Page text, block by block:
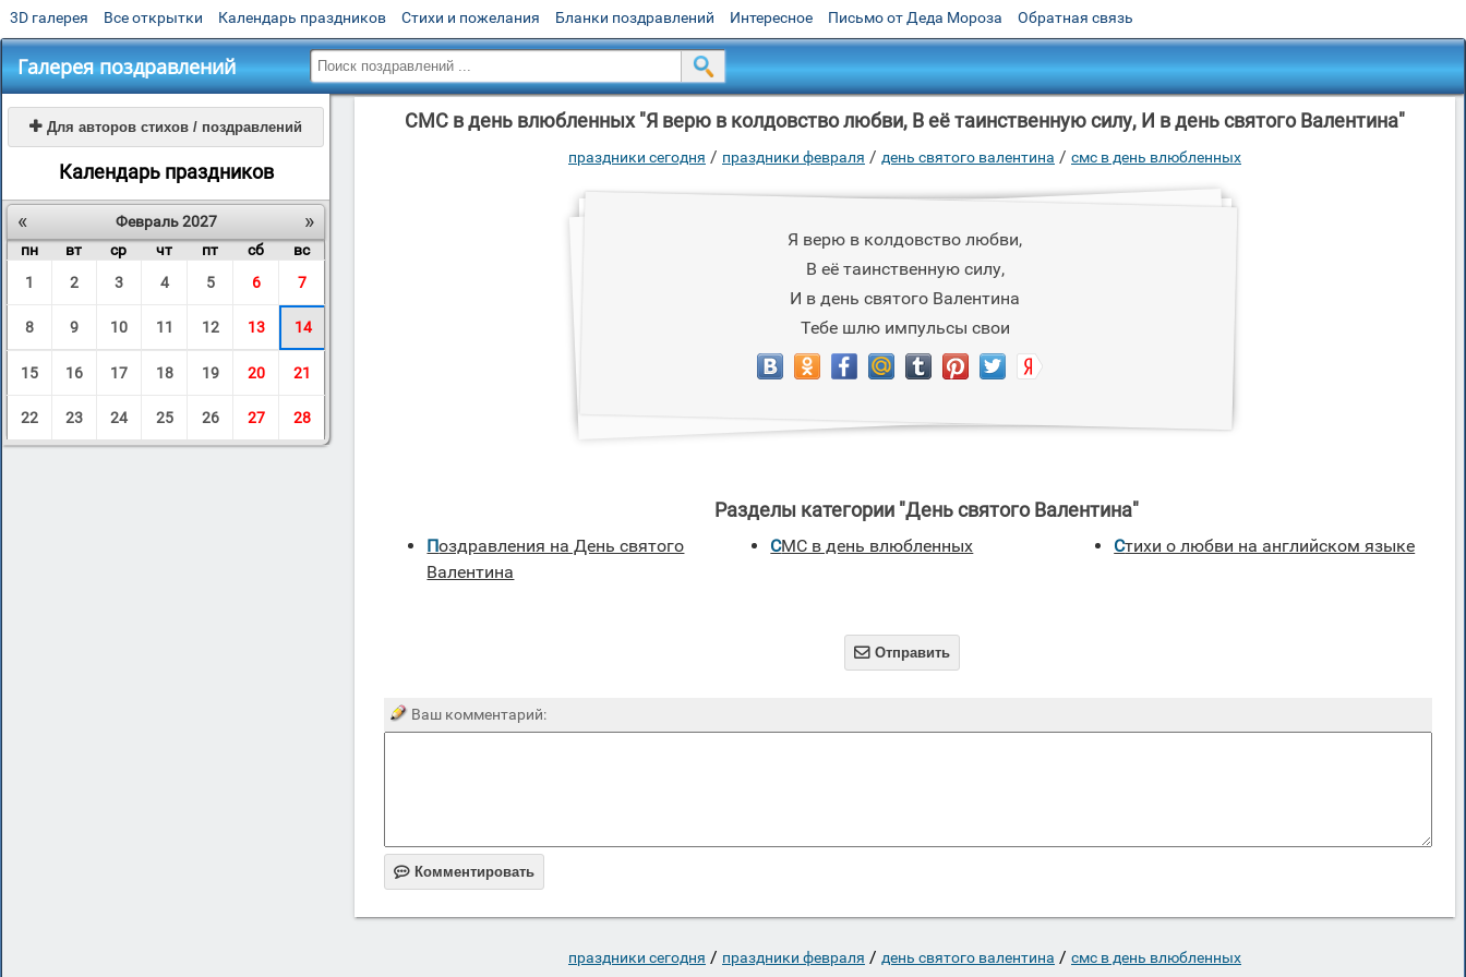
3D галерея Все открытки Календарь праздников Стихи и пожелания Бланки поздравлений Интересное Письмо от Деда Мороза Обратная связь
Галерея поздравлений
 Для авторов стихов / поздравлений
Календарь праздников
« »
Февраль 2027
пн
вт ср чт пт сб
вс
1
2 3 4 5 6 7
8 9 10 11 12 13 14
15 16 17 18 19 20 21
22 23 24 25 26 27 28
СМС в день влюбленных "Я верю в колдовство любви, В её таинственную силу, И в день святого Валентина"
праздники сегодня / праздники февраля / день святого валентина / смс в день влюбленных
Я верю в колдовство любви,
В её таинственную силу,
И в день святого Валентина
Тебе шлю импульсы свои
Разделы категории "День святого Валентина"
Поздравления на День святого
Валентина
СМС в день влюбленных Стихи о любви на английском языке
 Отправить
Ваш комментарий:
 Комментировать
праздники сегодня / праздники февраля / день святого валентина / смс в день влюбленных